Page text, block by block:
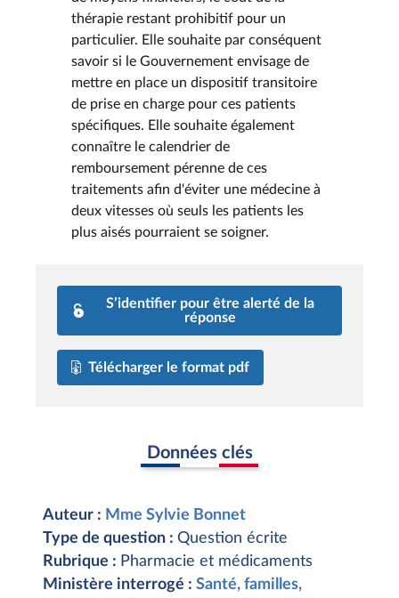
thérapie restant prohibitif pour un
particulier. Elle souhaite par conséquent
savoir si le Gouvernement envisage de
mettre en place un dispositif transitoire
de prise en charge pour ces patients
spécifiques. Elle souhaite également
connaître le calendrier de
remboursement pérenne de ces
traitements afin d'éviter une médecine à
deux vitesses où seuls les patients les
plus aisés pourraient se soigner.
S’identifier pour être alerté de la
réponse
Télécharger le format pdf
Données clés
Auteur : Mme Sylvie Bonnet
Type de question : Question écrite
Rubrique : Pharmacie et médicaments
Ministère interrogé : Santé, familles,